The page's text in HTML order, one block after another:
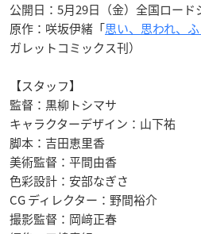
公開日：5月29日（金）全国ロード
原作：咲坂伊緒「思い、思われ、
ガレットコミックス刊）
【スタッフ】
監督：黒柳トシマサ
キャラクターデザイン：山下祐
脚本：吉田恵里香
美術監督：平間由香
色彩設計：安部なぎさ
CG ディレクター：野間裕介
撮影監督：岡﨑正春